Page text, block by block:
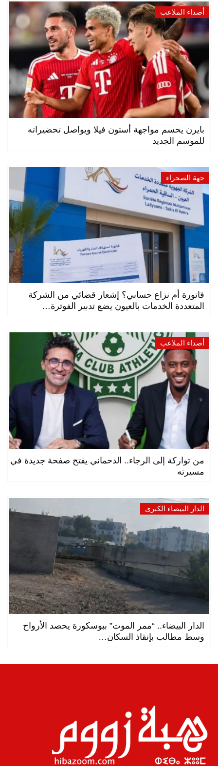
أصداء الملاعب
بايرن يحسم مواجهة أستون فيلا ويواصل تحضيراته
للموسم الجديد
جهة الصحراء
فاتورة أم نزاع حسابي؟ إشعار قضائي من الشركة
المتعددة الخدمات بالعيون يضع تدبير الفوترة…
أصداء الملاعب
من تواركة إلى الرجاء.. الدحماني يفتح صفحة جديدة في
مسيرته
الدار البيضاء الكبرى
الدار البيضاء.. “ممر الموت” ببوسكورة يحصد الأرواح
وسط مطالب بإنقاذ السكان…